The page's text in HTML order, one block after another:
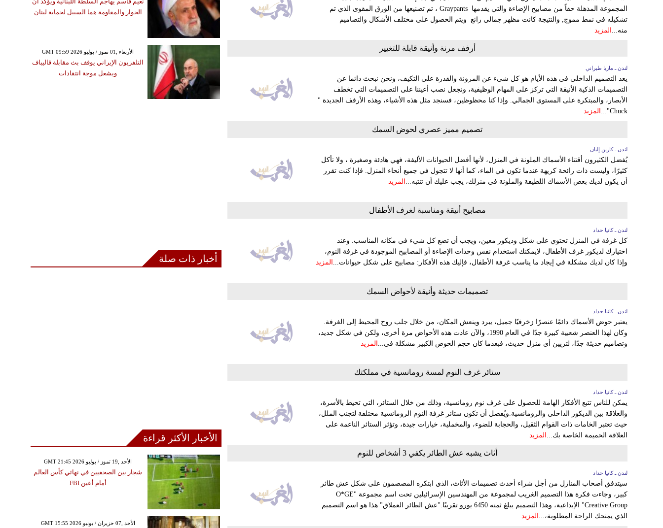
المجموعة المذهلة حقاً من مصابيح الإضاءة والتي يقدمها Graypants ، تم تصنيعها من الورق المقوى الذي تم
تشكيله في نمط مموج, والنتيجة كانت مظهر جمالي رائع ويتم الحصول على مختلف الأشكال والتصاميم
منه...
المزيد
أرفف مرنة وأنيقة قابلة للتغيير
لندن ـ ماريا طبراني
يعد التصميم الداخلي في هذه الأيام هو كل شيء عن المرونة والقدرة على التكيف، ونحن نبحث دائما عن
التصميمات الذكية الأنيقة التي تركز على المهام الوظيفية، ونجعل نصب أعيننا على التصميمات التي تخطف
الأبصار، والمبتكرة على المستوى الجمالي. وإذا كنا محظوظين، فسنجد مثل هذه الأشياء، وهذه الأرفف الجديدة "
Chuck"...
المزيد
تصميم مميز عصري لحوض السمك
لندن ـ كارين إليان
يُفضل الكثيرون أقتناء الأسماك الملونة في المنزل، لأنها أفضل الحيوانات الأليفة، فهي هادئة وصغيرة ، ولا تأكل
كثيرًا، وليست ذات رائحة كريهة عندما تكون في الماء، كما أنها لا تتجول في جميع أنحاء المنزل. فإذا كنت تقرر
أن يكون لديك بعض الأسماك اللطيفة والملونة في منزلك، يجب عليك أن تنتبه... المزيد
مصابيح أنيقة ومناسبة لغرف الأطفال
لندن ـ كاتيا حداد
كل غرفة في المنزل تحتوي على شكل وديكور معين، ويجب أن تضع كل شيء في مكانه المناسب. وعند
اختيارك لديكور غرف الأطفال، لايمكنك استخدام نفس وحدات الإضاءة أو المصابيح الموجودة في غرفة النوم،
وإذا كان لديك مشكلة في إيجاد ما يناسب غرفة الأطفال، فإليك هذه الأفكار: مصابيح على شكل حيوانات... المزيد
تصميمات حديثة وأنيقة لأحواض السمك
لندن ـ كاتيا حداد
يعتبر حوض الأسماك دائمًا عنصرًا زخرفيًا جميل، يبرد وينعش المكان، من خلال جلب روح المحيط إلى الغرفة.
وكان لهذا العنصر شعبية كبيرة جدًا في العام 1990، والآن عادت هذه الأحواض مرة أخرى، ولكن في شكل جديد،
وتصاميم حديثة جدًا، لتزيين أي منزل حديث، فبعدما كان حجم الحوض الكبير مشكلة في... المزيد
ستائر غرف النوم لمسة رومانسية في مملكتك
لندن ـ كاتيا حداد
يمكن للناس تتبع الأفكار الهامة للحصول على غرف نوم رومانسية، وذلك من خلال الستائر، التي تحيط بالأسرة،
والعلاقة بين الديكور الداخلي والرومانسية.ويُفضل أن تكون ستائر غرفة النوم الرومانسية مختلفة لتجنب الملل،
حيث تعتبر الخامات ذات القوام الثقيل، والحجابة للضوء، والمخملية، خيارات جيدة، وتؤثر الستائر الناعمة على
العلاقة الحميمة الخاصة بك...
المزيد
أثاث يشبه عش الطائر يكفي 3 أشخاص للنوم
لندن ـ كاتيا حداد
سيتدفق أصحاب المنازل من أجل شراء أحدث تصميمات الأثاث، الذي ابتكره المصصمون على شكل عش طائر
كبير، وجاءت فكرة هذا التصميم الغريب لمجموعة من المهندسين الإسرائيلين تحت اسم مجموعة "O*GE
Creative Group" الإبداعية، وهذا التصميم يبلغ ثمنه 6450 يورو تقريبًا."عش الطائر العملاق" هذا هو اسم التصميم
الذي يمنحك الراحة المطلوبة،... المزيد
الحوار والمقاومة هما السبيل لحماية لبنان
GMT 09:59 2026 الأربعاء ,01 تموز / يوليو
التلفزيون الإيراني يوقف بث مقابلة قاليباف
ويشعل موجة انتقادات
أخبار ذات صلة
الأخبار الأكثر قراءة
GMT 21:45 2026 الأحد ,19 تموز / يوليو
شجار بين الصحفيين في نهائي كأس العالم
أمام أعين FBI
GMT 15:55 2026 الأحد ,07 حزيران / يونيو